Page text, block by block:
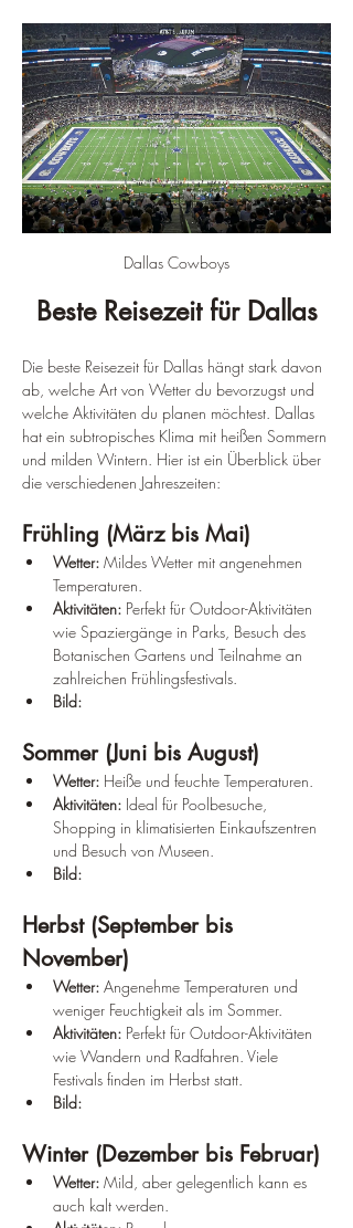
Dallas Cowboys
Beste Reisezeit für Dallas
Die beste Reisezeit für Dallas hängt stark davon
ab, welche Art von Wetter du bevorzugst und
welche Aktivitäten du planen möchtest. Dallas
hat ein subtropisches Klima mit heißen Sommern
und milden Wintern. Hier ist ein Überblick über
die verschiedenen Jahreszeiten:
Frühling (März bis Mai)
Wetter: Mildes Wetter mit angenehmen
Temperaturen.
Aktivitäten: Perfekt für Outdoor-Aktivitäten
wie Spaziergänge in Parks, Besuch des
Botanischen Gartens und Teilnahme an
zahlreichen Frühlingsfestivals.
Bild:
Sommer (Juni bis August)
Wetter: Heiße und feuchte Temperaturen.
Aktivitäten: Ideal für Poolbesuche,
Shopping in klimatisierten Einkaufszentren
und Besuch von Museen.
Bild:
Herbst (September bis
November)
Wetter: Angenehme Temperaturen und
weniger Feuchtigkeit als im Sommer.
Aktivitäten: Perfekt für Outdoor-Aktivitäten
wie Wandern und Radfahren. Viele
Festivals finden im Herbst statt.
Bild:
Winter (Dezember bis Februar)
Wetter: Mild, aber gelegentlich kann es
auch kalt werden.